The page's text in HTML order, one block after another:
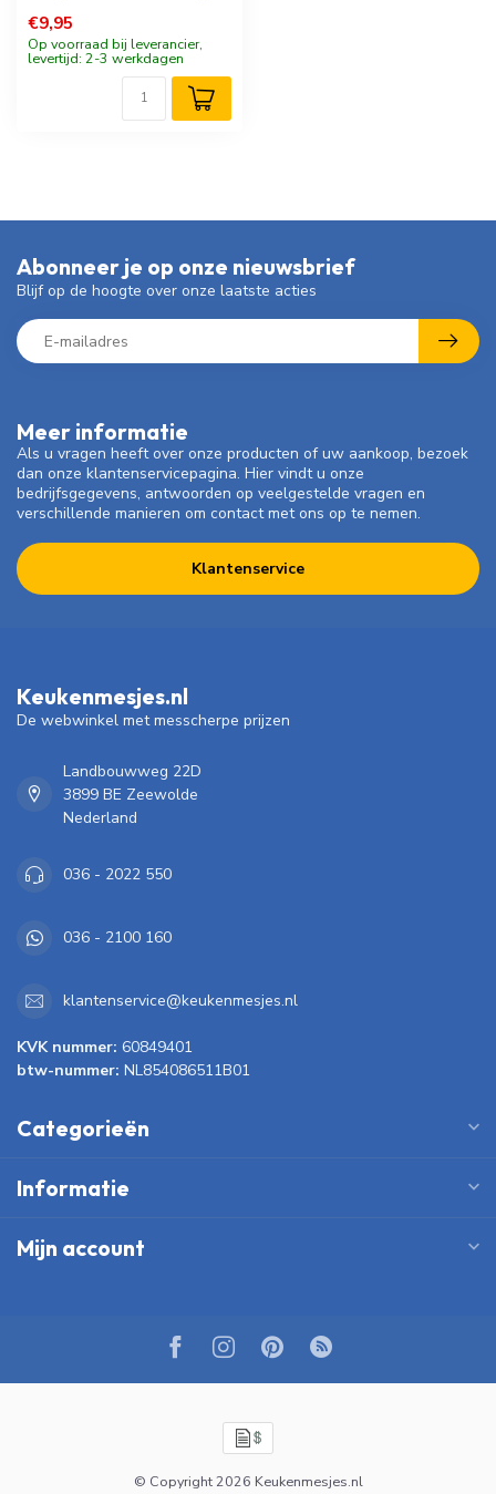
€9,95
Op voorraad bij leverancier,
levertijd: 2-3 werkdagen
Meer informatie
Als u vragen heeft over onze producten of uw aankoop, bezoek
dan onze klantenservicepagina. Hier vindt u onze
bedrijfsgegevens, antwoorden op veelgestelde vragen en
verschillende manieren om contact met ons op te nemen.
Klantenservice
Abonneer je op onze nieuwsbrief
Blijf op de hoogte over onze laatste acties
Keukenmesjes.nl
De webwinkel met messcherpe prijzen
Landbouwweg 22D
3899 BE Zeewolde
Nederland
036 - 2022 550
036 - 2100 160
klantenservice@keukenmesjes.nl
KVK nummer: 60849401
btw-nummer: NL854086511B01
Categorieën
Informatie
Mijn account
© Copyright 2026 Keukenmesjes.nl